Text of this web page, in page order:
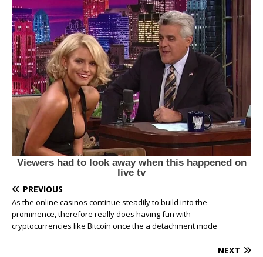
PREVIOUS
As the online casinos continue steadily to build into the
prominence, therefore really does having fun with
cryptocurrencies like Bitcoin once the a detachment mode
NEXT